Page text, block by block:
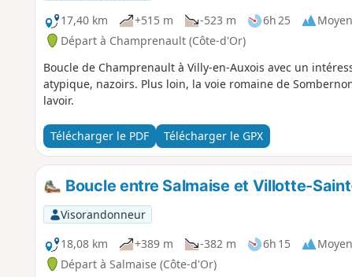
17,40 km
+515 m -523 m 6h 25
Départ à Champrenault (Côte-d'Or)
Boucle de Champrenault à Villy-en-Auxois avec un
atypique, nazoirs. Plus loin, la voie romaine de
lavoir.
Télécharger le PDF Télécharger le GPX
Boucle entre Salmaise et Villotte-
Visorandonneur
18,08 km
+389 m -382 m 6h 15
Départ à Salmaise (Côte-d'Or)